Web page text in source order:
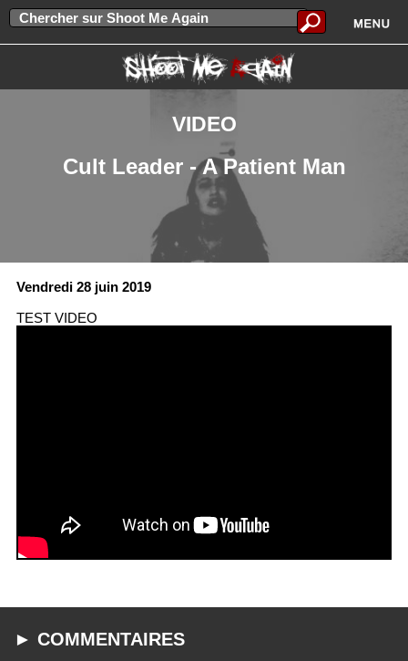
VIDEO
Cult Leader - A Patient Man
Vendredi 28 juin 2019
TEST VIDEO
► COMMENTAIRES